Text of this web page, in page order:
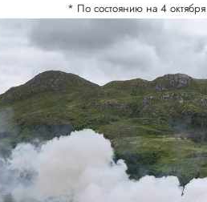
* По состоянию на 4